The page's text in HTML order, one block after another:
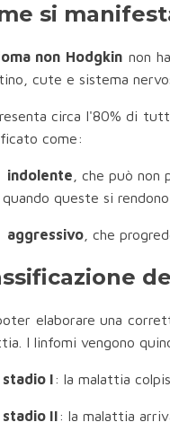
si
non Hodgkin non
cute e sistema
circa l'80% di
come:
indolente , che può
quando queste si
aggressivo , che
elaborare una
I linfomi vengono
stadio I: la malattia
stadio II: la malattia